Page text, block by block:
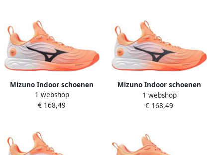
Mizuno Indoor schoenen
Wave Luminous Elite
1 webshop
€ 168,49
Mizuno Indoor schoenen
Wave Luminous Elite
1 webshop
€ 168,49